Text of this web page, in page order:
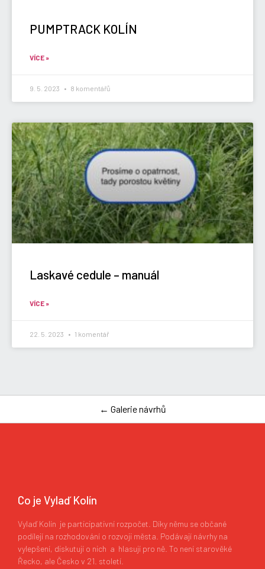
PUMPTRACK KOLÍN
VÍCE »
9. 5. 2023 8 komentářů
Laskavé cedule – manuál
VÍCE »
22. 5. 2023 1 komentář
← Galerie návrhů
Co je Vylaď Kolín
Vylaď Kolín je participativní rozpočet. Díky němu se občané
podílejí na rozhodování o rozvoji města. Podávají návrhy na
vylepšení, diskutují o nich a hlasují pro ně. To není starověké
Řecko, ale Česko v 21. století.